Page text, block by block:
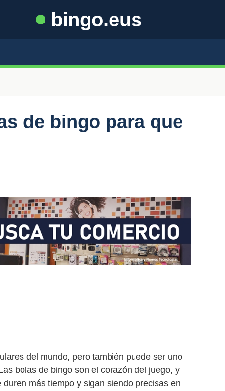
bingo.eus
de bingo para que
del mundo, pero también puede ser uno
bolas de bingo son el corazón del juego, y
más tiempo y sigan siendo precisas en